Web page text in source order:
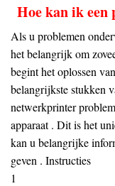
Hoe kan ik
Als u problemen
het belangrijk om
begint het oplossen
belangrijkste stukken
netwerkprinter
apparaat . Dit is het
kan u belangrijke
geven . Instructies
1